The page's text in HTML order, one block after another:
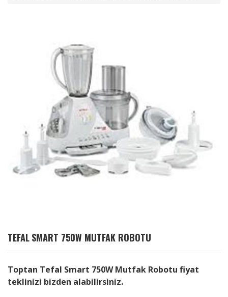
TEFALSMART 750W MUTFAK ROBOTU
Toptan Tefal Smart 750W Mutfak Robotu fiyat
teklinizi bizden alabilirsiniz.